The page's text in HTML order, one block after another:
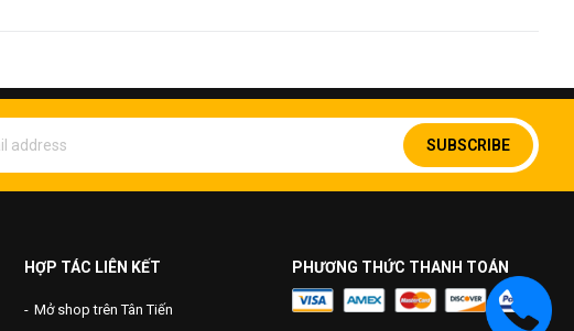
SUBSCRIBE
HỢP TÁC LIÊN KẾT
Mở shop trên Tân Tiến
PHƯƠNG THỨC THANH TOÁN